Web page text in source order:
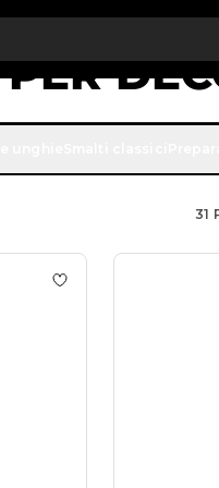
quantità: dal -5% sugli
di Passione Beauty.
dei tuoi strumenti.
31
Trendy LinerAggiungi alla